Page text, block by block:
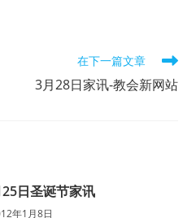
在下一篇文章
3月28日家讯-教会新网站
日圣诞节家讯
年1月8日